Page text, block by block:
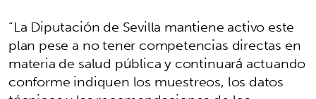
“La Diputación de Sevilla mantiene activo este
plan pese a no tener competencias directas en
materia de salud pública y continuará actuando
conforme indiquen los muestreos, los datos